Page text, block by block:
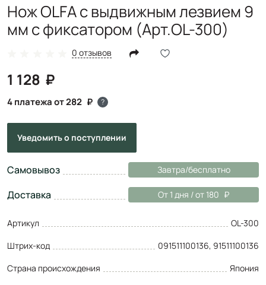
Нож OLFA с выдвижным лезвием 9
мм с фиксатором (Арт.OL-300)
0 отзывов
1 128
4 платежа от 282 ?
Уведомитьо поступлении
Самовывоз Завтра/бесплатно
Доставка От 1 дня / от 180
Артикул
OL-300
Штрих-код
091511100136, 91511100136
Страна происхождения
Япония